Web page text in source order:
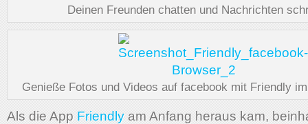
Deinen Freunden chatten und Nachrichten
Genieße Fotos und Videos auf facebook mit Friendly
Als die App Friendly am Anfang heraus kam,